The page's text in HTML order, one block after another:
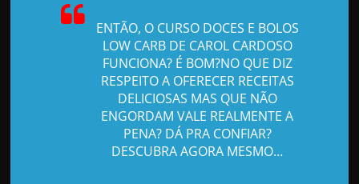
ENTÃO, O CURSO DOCES E BOLOS
LOW CARB DE CAROL CARDOSO
FUNCIONA? É BOM?NO QUE DIZ
RESPEITO A OFERECER RECEITAS
DELICIOSAS MAS QUE NÃO
ENGORDAM VALE REALMENTE A
PENA? DÁ PRA CONFIAR?
DESCUBRA AGORA MESMO…